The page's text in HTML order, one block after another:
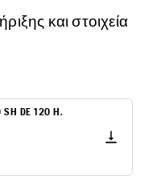
και στοιχεία
SH DE 120 H.